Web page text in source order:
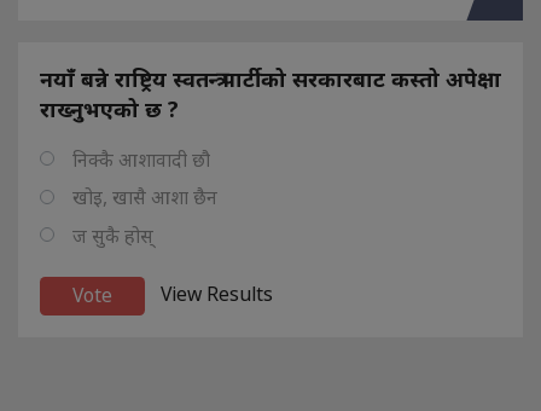
नयाँ बन्ने राष्ट्रिय स्वतन्त्र पार्टीको सरकारबाट कस्तो अपेक्षा
राख्नुभएको छ ?
निक्कै आशावादी छौ
खोइ, खासै आशा छैन
ज सुकै होस्
View Results